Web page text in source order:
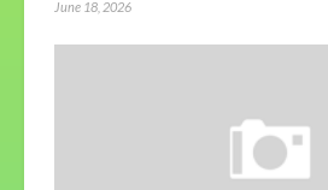
June 18, 2026